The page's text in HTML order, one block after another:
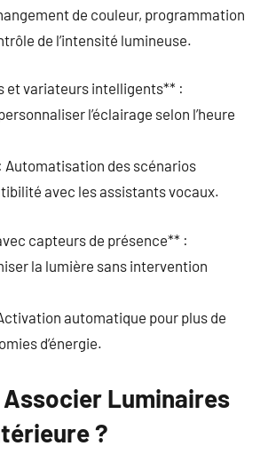
de couleur, programmation
de l’intensité lumineuse.
et variateurs intelligents** :
l’éclairage selon l’heure
Automatisation des scénarios
avec les assistants vocaux.
capteurs de présence** :
la lumière sans intervention
automatique pour plus de
d’énergie.
Luminaires
?